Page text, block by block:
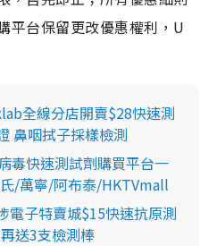
平台保留更改優惠權利，U
全線分店開賣$28快速測
鼻咽拭子採樣檢測
毒快速測試劑購買平台一
/萬寧/阿布泰/HKTVmall
電子特賣城$15快速抗原測
送3支檢測棒